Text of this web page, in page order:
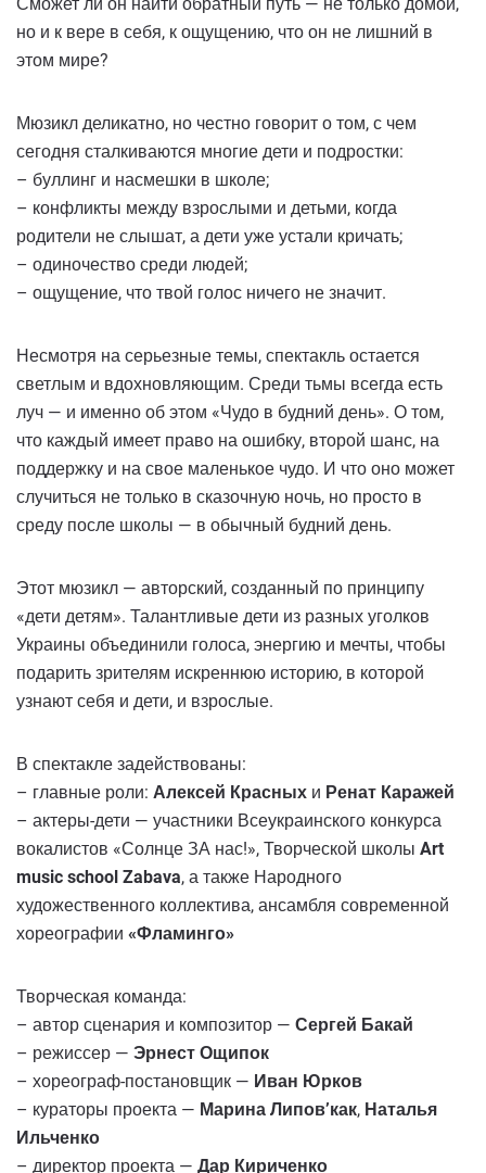
но и к вере в себя, к ощущению, что он не лишний в
этом мире?
Мюзикл деликатно, но честно говорит о том, с чем
сегодня сталкиваются многие дети и подростки:
– буллинг и насмешки в школе;
– конфликты между взрослыми и детьми, когда
родители не слышат, а дети уже устали кричать;
– одиночество среди людей;
– ощущение, что твой голос ничего не значит.
Несмотря на серьезные темы, спектакль остается
светлым и вдохновляющим. Среди тьмы всегда есть
луч — и именно об этом «Чудо в будний день». О том,
что каждый имеет право на ошибку, второй шанс, на
поддержку и на свое маленькое чудо. И что оно может
случиться не только в сказочную ночь, но просто в
среду после школы — в обычный будний день.
Этот мюзикл — авторский, созданный по принципу
«дети детям». Талантливые дети из разных уголков
Украины объединили голоса, энергию и мечты, чтобы
подарить зрителям искреннюю историю, в которой
узнают себя и дети, и взрослые.
В спектакле задействованы:
– главные роли: Алексей Красных и Ренат Каражей
– актеры-дети — участники Всеукраинского конкурса
вокалистов «Солнце ЗА нас!», Творческой школы Art
music school Zabava, а также Народного
художественного коллектива, ансамбля современной
хореографии «Фламинго»
Творческая команда:
– автор сценария и композитор — Сергей Бакай
– режиссер — Эрнест Ощипок
– хореограф-постановщик — Иван Юрков
– кураторы проекта — Марина Липов’как, Наталья
Ильченко
– директор проекта — Дар Кириченко